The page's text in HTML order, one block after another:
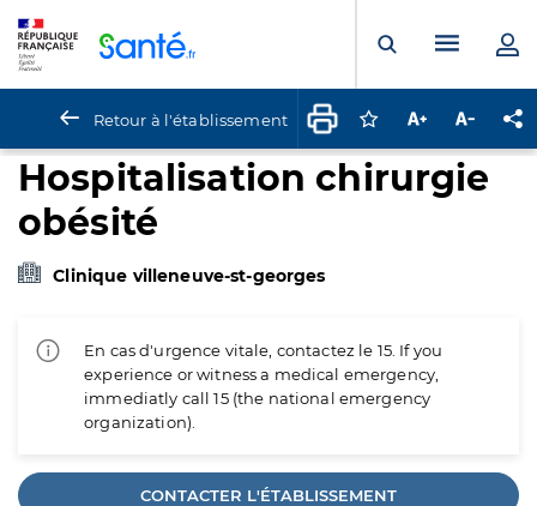
Ouvrir laMenu
Retour à l'établissement Connectez-vous
Augmenter la
Hospitalisation chirurgie
obésité
Clinique villeneuve-st-georges
En cas d'urgence vitale, contactez le 15. If you
experience or witness a medical emergency,
immediatly call 15 (the national emergency
organization).
CONTACTER L'ÉTABLISSEMENT